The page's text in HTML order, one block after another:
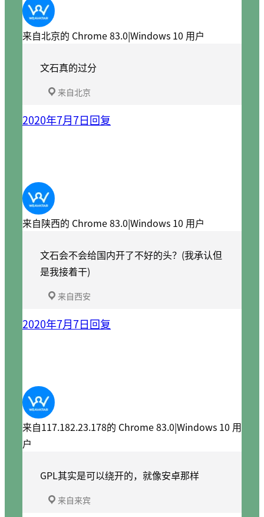
来自北京的 Chrome 83.0|Windows 10 用户
文石真的过分
来自北京
2020年7月7日回复
来自陕西的 Chrome 83.0|Windows 10 用户
文石会不会给国内开了不好的头？(我承认但
是我接着干)
来自西安
2020年7月7日回复
来自117.182.23.178的 Chrome 83.0|Windows 10 用
户
GPL其实是可以绕开的，就像安卓那样
来自来宾